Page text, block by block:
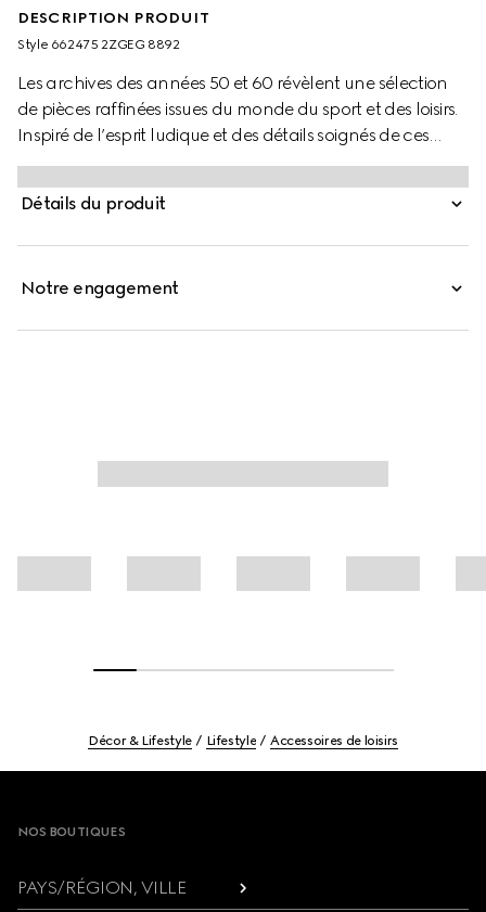
DESCRIPTION PRODUIT
Style ‎662475 2ZGEG 8892
Les archives des années 50 et 60 révèlent une sélection
de pièces raffinées issues du monde du sport et des loisirs.
Inspiré de l’esprit ludique et des détails soignés de ces
objets, ce coffret Backgammon est présenté en toile
GG Supreme. En clin d’œil à l’inspiration vintage, cet
ensemble arbore deux emblèmes issus de l’héritage
inclus.
Détails du produit
Notre engagement
Décor & Lifestyle Lifestyle Accessoires de loisirs
NOS BOUTIQUES
PAYS/RÉGION, VILLE